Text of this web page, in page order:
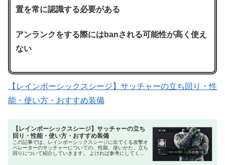
置を常に認識する必要がある
アンランクをする際にはbanされる可能性が高く使え
ない
【レインボーシックスシージ】サッチャーの立ち回り・性
能・使い方・おすすめ装備
【レインボーシックスシージ】サッチャーの立ち
回り・性能・使い方・おすすめ装備
この記事では、レインボーシックスシージに出てくる攻撃オ
ペレーターのサッチャーについての、性能、使いかた、立ち
回りについて紹介していきます。 よければ参考にしてくだ